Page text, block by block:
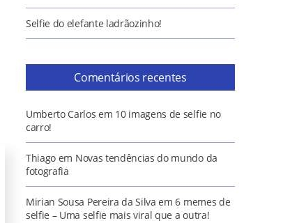
Selfie do elefante ladrãozinho!
Comentários recentes
Umberto Carlos em 10 imagens de selfie no
carro!
Thiago em Novas tendências do mundo da
fotografia
Mirian Sousa Pereira da Silva em6 memes de
selfie – Uma selfie mais viral que a outra!